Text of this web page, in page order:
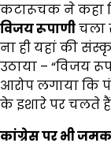
कटारूचक ने कहा
विजय रूपाणीचला
ना ही यहां की
उठाया – “विजय
आरोप लगाया कि
के इशारे पर चलते
कांग्रेस पर भी